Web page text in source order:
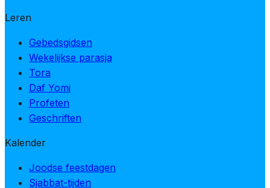
Leren
Gebedsgidsen
Wekelijkse parasja
Tora
Daf Yomi
Profeten
Geschriften
Kalender
Joodse feestdagen
Sjabbat-tijden